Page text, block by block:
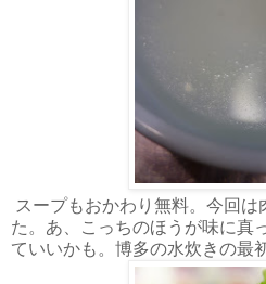
スープもおかわり無料。今回は
た。あ、こっちのほうが味に真
ていいかも。博多の水炊きの最